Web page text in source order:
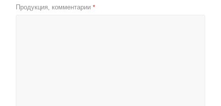
Продукция, комментарии *